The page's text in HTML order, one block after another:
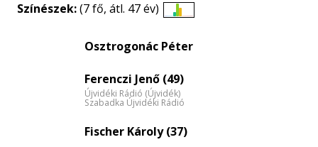
Színészek:(7 fő, átl. 47 év)
eloszlás
Osztrogonác Péter
Ferenczi Jenő (49)
Újvidéki Rádió (Újvidék)
Szabadka Újvidéki Rádió
Fischer Károly (37)